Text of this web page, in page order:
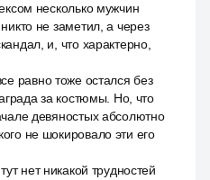
несколько мужчин
не заметил, а через
и, что характерно,
равно тоже остался без
за костюмы. Но, что
девяностых абсолютно
не шокировало эти его
нет никакой трудностей